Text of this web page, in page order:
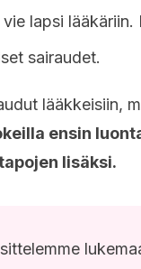
vie lapsi
sairaudet.
lääkkeisiin,
ensin
lisäksi.